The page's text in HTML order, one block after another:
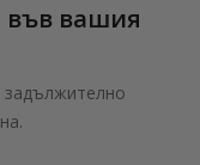
вашия
задължително